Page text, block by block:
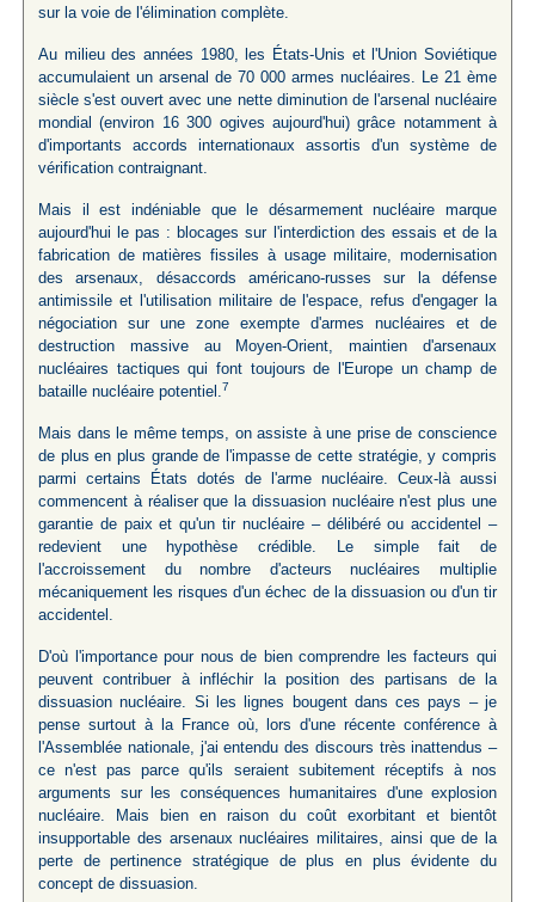
sur la voie de l'élimination complète.
Au milieu des années 1980, les États-Unis et l'Union Soviétique
accumulaient un arsenal de 70 000 armes nucléaires. Le 21 ème
siècle s'est ouvert avec une nette diminution de l'arsenal nucléaire
mondial (environ 16 300 ogives aujourd'hui) grâce notamment à
d'importants accords internationaux assortis d'un système de
vérification contraignant.
Mais il est indéniable que le désarmement nucléaire marque
aujourd'hui le pas : blocages sur l'interdiction des essais et de la
fabrication de matières fissiles à usage militaire, modernisation
des arsenaux, désaccords américano-russes sur la défense
antimissile et l'utilisation militaire de l'espace, refus d'engager la
négociation sur une zone exempte d'armes nucléaires et de
destruction massive au Moyen-Orient, maintien d'arsenaux
nucléaires tactiques qui font toujours de l'Europe un champ de
bataille nucléaire potentiel.7
Mais dans le même temps, on assiste à une prise de conscience
de plus en plus grande de l'impasse de cette stratégie, y compris
parmi certains États dotés de l'arme nucléaire. Ceux-là aussi
commencent à réaliser que la dissuasion nucléaire n'est plus une
garantie de paix et qu'un tir nucléaire – délibéré ou accidentel –
redevient une hypothèse crédible. Le simple fait de
l'accroissement du nombre d'acteurs nucléaires multiplie
mécaniquement les risques d'un échec de la dissuasion ou d'un tir
accidentel.
D'où l'importance pour nous de bien comprendre les facteurs qui
peuvent contribuer à infléchir la position des partisans de la
dissuasion nucléaire. Si les lignes bougent dans ces pays – je
pense surtout à la France où, lors d'une récente conférence à
l'Assemblée nationale, j'ai entendu des discours très inattendus –
ce n'est pas parce qu'ils seraient subitement réceptifs à nos
arguments sur les conséquences humanitaires d'une explosion
nucléaire. Mais bien en raison du coût exorbitant et bientôt
insupportable des arsenaux nucléaires militaires, ainsi que de la
perte de pertinence stratégique de plus en plus évidente du
concept de dissuasion.